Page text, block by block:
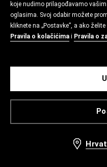
koje nudimo prilagođavamo
oglasima. Svoj odabir možete
kliknete na „Postavke”, a ako
Pravila o kolačićima i Pravila o